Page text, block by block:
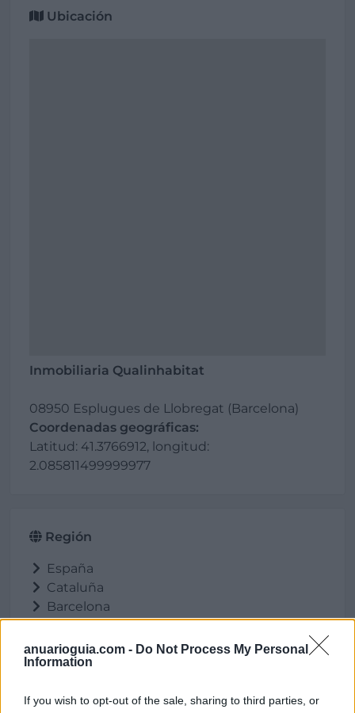
anuarioguia.com - Do Not Process My Personal
Information
If you wish to opt-out of the sale, sharing to third parties, or
Ubicación
Inmobiliaria Qualinhabitat
08950 Esplugues de Llobregat (Barcelona)
Coordenadas geográficas:
Latitud: 41.3766912, longitud:
2.085811499999977
Región
España
Cataluña
Barcelona
Esplugues de Llobregat
Contacto